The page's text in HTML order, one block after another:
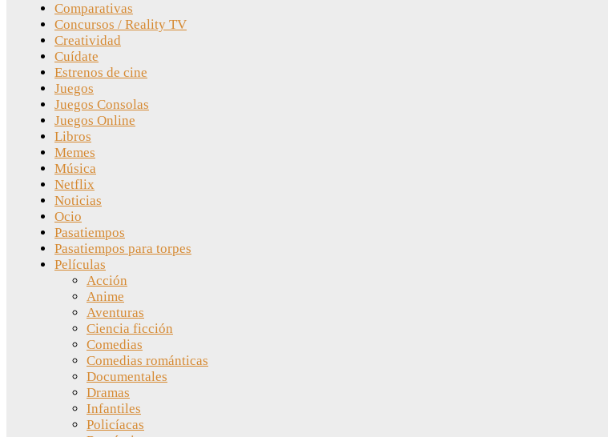
Comparativas
Concursos / Reality TV
Creatividad
Cuídate
Estrenos de cine
Juegos
Juegos Consolas
Juegos Online
Libros
Memes
Música
Netflix
Noticias
Ocio
Pasatiempos
Pasatiempos para torpes
Películas
Acción
Anime
Aventuras
Ciencia ficción
Comedias
Comedias románticas
Documentales
Dramas
Infantiles
Policíacas